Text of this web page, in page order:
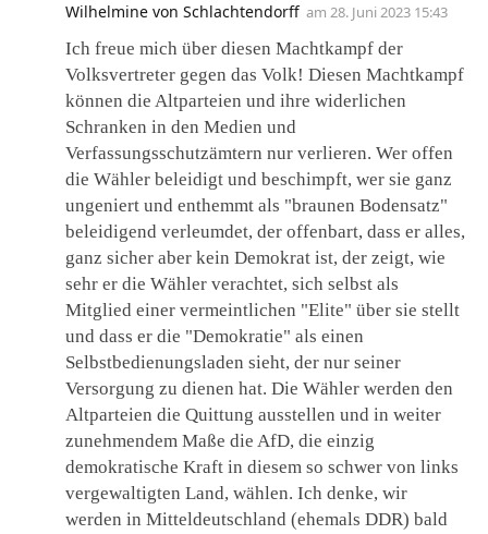
Wilhelmine von Schlachtendorff am 28. Juni 2023 15:43
Ich freue mich über diesen Machtkampf der
Volksvertreter gegen das Volk! Diesen Machtkampf
können die Altparteien und ihre widerlichen
Schranken in den Medien und
Verfassungsschutzämtern nur verlieren. Wer offen
die Wähler beleidigt und beschimpft, wer sie ganz
ungeniert und enthemmt als "braunen Bodensatz"
beleidigend verleumdet, der offenbart, dass er alles,
ganz sicher aber kein Demokrat ist, der zeigt, wie
sehr er die Wähler verachtet, sich selbst als
Mitglied einer vermeintlichen "Elite" über sie stellt
und dass er die "Demokratie" als einen
Selbstbedienungsladen sieht, der nur seiner
Versorgung zu dienen hat. Die Wähler werden den
Altparteien die Quittung ausstellen und in weiter
zunehmendem Maße die AfD, die einzig
demokratische Kraft in diesem so schwer von links
vergewaltigten Land, wählen. Ich denke, wir
werden in Mitteldeutschland (ehemals DDR) bald